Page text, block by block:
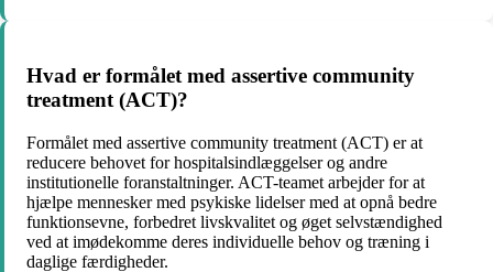
Hvad er formålet med assertive community
treatment (ACT)?
Formålet med assertive community treatment (ACT) er at
reducere behovet for hospitalsindlæggelser og andre
institutionelle foranstaltninger. ACT-teamet arbejder for at
hjælpe mennesker med psykiske lidelser med at opnå bedre
funktionsevne, forbedret livskvalitet og øget selvstændighed
ved at imødekomme deres individuelle behov og træning i
daglige færdigheder.